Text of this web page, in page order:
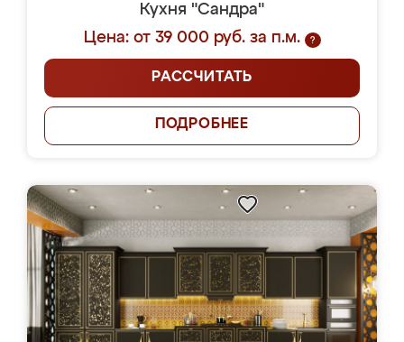
Кухня "Сандра"
Цена: от 39 000 руб. за п.м.
?
РАССЧИТАТЬ
ПОДРОБНЕЕ